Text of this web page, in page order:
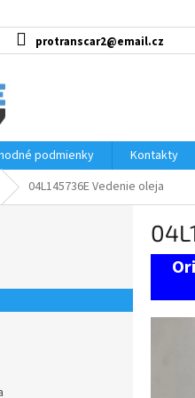
protranscar2@email.cz
podmienky Kontakty
04L145736E Vedenie oleja